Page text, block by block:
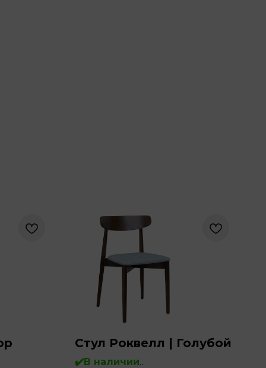
Стул Роквелл | Голубой
✔️В наличии